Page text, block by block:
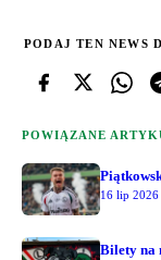
PODAJ TEN NEWS
POWIĄZANE
16 lip 2026
Bilety na